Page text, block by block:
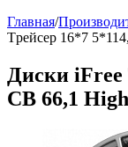
Главная/
Tрейсер 16*7
Диски iFree
СВ 66,1